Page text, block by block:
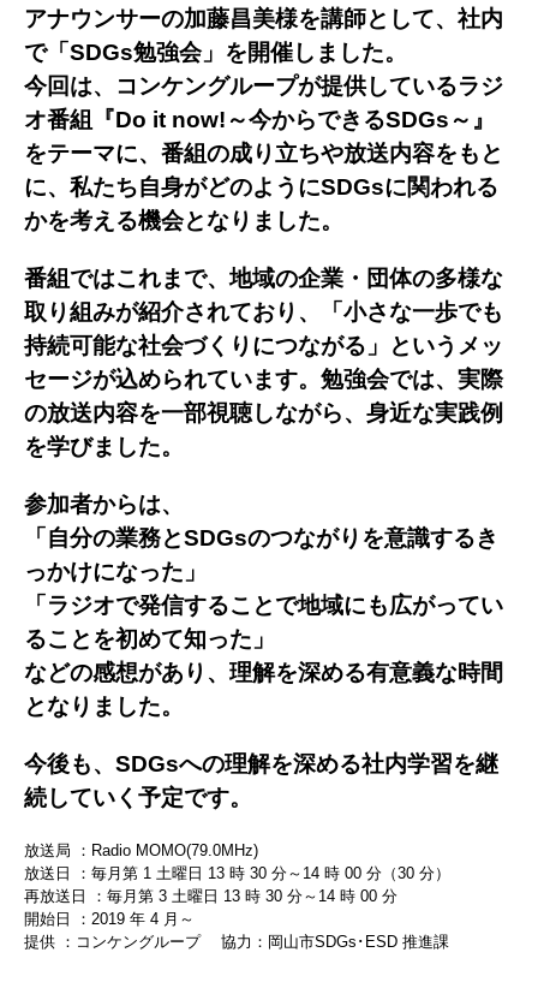
アナウンサーの加藤昌美様を講師として、社内
で「SDGs勉強会」を開催しました。
今回は、コンケングループが提供しているラジ
オ番組『Do it now!～今からできるSDGs～』
をテーマに、番組の成り立ちや放送内容をもと
に、私たち自身がどのようにSDGsに関われる
かを考える機会となりました。
番組ではこれまで、地域の企業・団体の多様な
取り組みが紹介されており、「小さな一歩でも
持続可能な社会づくりにつながる」というメッ
セージが込められています。勉強会では、実際
の放送内容を一部視聴しながら、身近な実践例
を学びました。
参加者からは、
「自分の業務とSDGsのつながりを意識するき
っかけになった」
「ラジオで発信することで地域にも広がってい
ることを初めて知った」
などの感想があり、理解を深める有意義な時間
となりました。
今後も、SDGsへの理解を深める社内学習を継
続していく予定です。
放送局 ：Radio MOMO(79.0MHz)
放送日 ：毎月第 1 土曜日 13 時 30 分～14 時 00 分（30 分）
再放送日 ：毎月第 3 土曜日 13 時 30 分～14 時 00 分
開始日 ：2019 年 4 月～
提供 ：コンケングループ 協力：岡山市SDGs･ESD 推進課